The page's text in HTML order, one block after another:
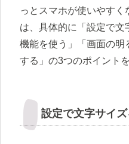
っとスマホが使いやす
は、具体的に「設定で文
機能を使う」「画面の明
する」の3つのポイント
設定で文字サイ